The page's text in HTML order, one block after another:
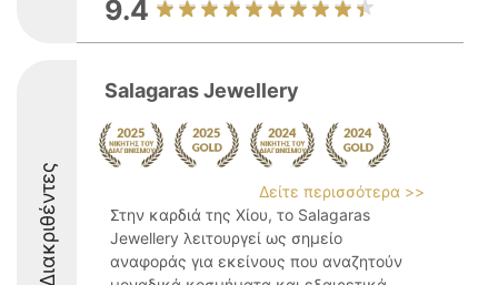
9.4
Διακριθέντες
Salagaras Jewellery
Δείτε περισσότερα >>
Στην καρδιά της Χίου, το Salagaras
Jewellery λειτουργεί ως σημείο
αναφοράς για εκείνους που αναζητούν